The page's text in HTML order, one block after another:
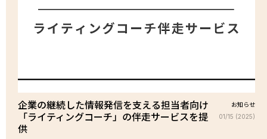
企業の継続した情報発信を支える担当者向け
「ライティングコーチ」の伴走サービスを提
供
お知らせ
01/15 (2025)